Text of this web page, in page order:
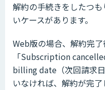
解約の手続きをしたつ
いケースがあります。
Web版の場合、解約完
「Subscription
billing date（次回請求
いなければ、解約が完了